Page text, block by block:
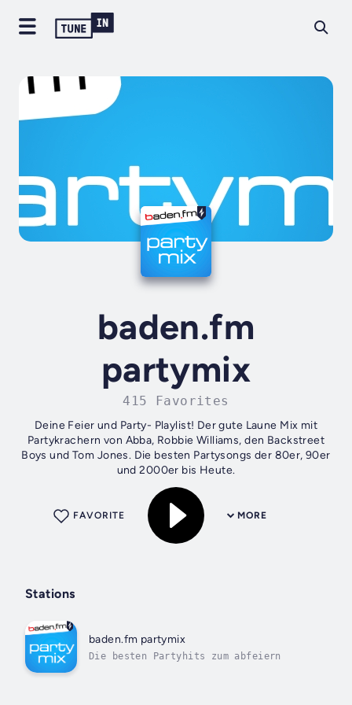
baden.fm
partymix
415 Favorites
Deine Feier und Party- Playlist! Der gute Laune Mix mit
Partykrachern von Abba, Robbie Williams, den Backstreet
Boys und Tom Jones. Die besten Partysongs der 80er, 90er
und 2000er bis Heute.
MORE
FAVORITE
Stations
baden.fm partymix
Die besten Partyhits zum abfeiern